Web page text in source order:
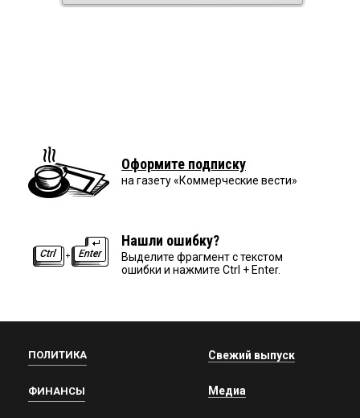
Оформите подписку
на газету «Коммерческие вести»
Нашли ошибку?
Выделите фрагмент с текстом
ошибки и нажмите Ctrl + Enter.
ПОЛИТИКА
ФИНАНСЫ
Свежий выпуск
Медиа